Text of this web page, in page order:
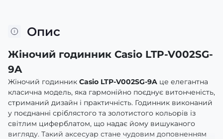
Опис
Жіночий годинник Casio LTP-V002SG-
9A
Жіночий годинник Casio LTP-V002SG-9A це елегантна
класична модель, яка гармонійно поєднує витонченість,
стриманий дизайн і практичність. Годинник виконаний
у поєднанні сріблястого та золотистого кольорів із
світлим циферблатом, що надає йому вишуканого
вигляду. Такий аксесуар стане чудовим доповненням